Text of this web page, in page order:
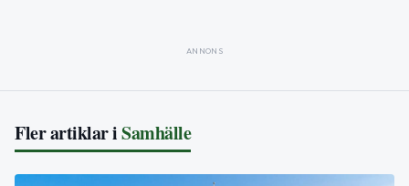
ANNONS
Fler artiklar iSamhälle